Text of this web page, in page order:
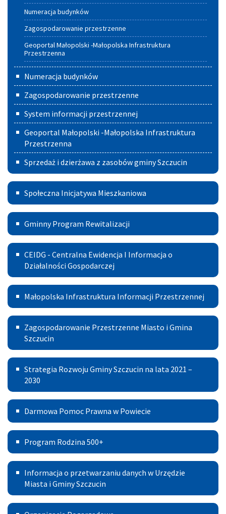
Gminie
Szczucin
Numeracja budynków
Zagospodarowanie przestrzenne
Geoportal Małopolski -Małopolska Infrastruktura
Przestrzenna
Numeracja budynków
Zagospodarowanie przestrzenne
System informacji przestrzennej
Geoportal Małopolski -Małopolska Infrastruktura
Przestrzenna
Sprzedaż i dzierżawa z zasobów gminy Szczucin
Społeczna
Inicjatywa
Mieszkaniowa
Społeczna Inicjatywa Mieszkaniowa
Gminny
Program
Rewitalizacji
Gminny Program Rewitalizacji
Centralna
Ewidencja
I
Informacja
o
Działalności
Gospodarczej
CEIDG - Centralna Ewidencja I Informacja o
Działalności Gospodarczej
Małopolska
Infrastruktura
Informacji
Przestrzennej
Małopolska Infrastruktura Informacji Przestrzennej
Zagospodarowanie
Przestrzenne
Miasto
Zagospodarowanie Przestrzenne Miasto i Gmina
Szczucin
Strategia
Rozwoju
Gminy
Szczucin
na
lata
2021
–
2030
Strategia Rozwoju Gminy Szczucin na lata 2021 –
2030
Darmowa
Pomoc
Prawna
w
Powiecie
Darmowa Pomoc Prawna w Powiecie
Program
Rodzina
500+
Program Rodzina 500+
Informacja
przetwarzaniu
Informacja o przetwarzaniu danych w Urzędzie
Miasta i Gminy Szczucin
Szczuciński